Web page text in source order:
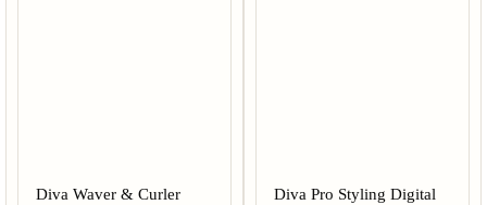
Diva Waver & Curler
Diva Pro Styling Digital